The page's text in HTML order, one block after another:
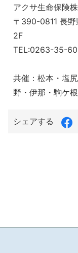
アクサ生命保険
〒390-0811 長
2F
TEL:0263-35-
共催：松本・塩
野・伊那・駒ケ
シェアする